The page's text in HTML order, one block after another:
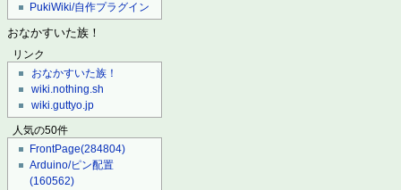
PukiWiki/自作プラグイン
おなかすいた族！
リンク
おなかすいた族！
wiki.nothing.sh
wiki.guttyo.jp
人気の50件
FrontPage(284804)
Arduino/ピン配置
(160562)